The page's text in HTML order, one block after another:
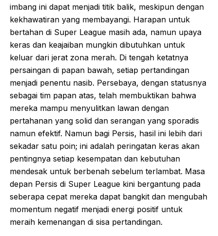
imbang ini dapat menjadi titik balik, meskipun dengan
kekhawatiran yang membayangi. Harapan untuk
bertahan di Super League masih ada, namun upaya
keras dan keajaiban mungkin dibutuhkan untuk
keluar dari jerat zona merah. Di tengah ketatnya
persaingan di papan bawah, setiap pertandingan
menjadi penentu nasib. Persebaya, dengan statusnya
sebagai tim papan atas, telah membuktikan bahwa
mereka mampu menyulitkan lawan dengan
pertahanan yang solid dan serangan yang sporadis
namun efektif. Namun bagi Persis, hasil ini lebih dari
sekadar satu poin; ini adalah peringatan keras akan
pentingnya setiap kesempatan dan kebutuhan
mendesak untuk berbenah sebelum terlambat. Masa
depan Persis di Super League kini bergantung pada
seberapa cepat mereka dapat bangkit dan mengubah
momentum negatif menjadi energi positif untuk
meraih kemenangan di sisa pertandingan.